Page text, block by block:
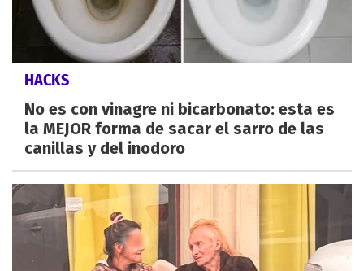
HACKS
No es con vinagre ni bicarbonato: esta es
la MEJOR forma de sacar el sarro de las
canillas y del inodoro